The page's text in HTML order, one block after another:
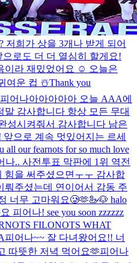
희가 상을 3개나 받게 되어
로도 더 더 열심히 할게요!
이라 재밌었어요 ☺️ 오늘은
여운 컵 ☃️Thank you
피어나아아아아아 오늘 AAA에
감사합니다 항상 모든 무대
성시켜줘서 감사합니다 남은
으로 계속 멋있어지는 르세
our fearnots for so much love
나.. 사전투표 막판에 1위 역전
힘을 써주셨으면ㅜㅜ 감사합
뤄주셨는데 연이어서 감동 주
너무 고마워요🥲🫶🦢🐶 halo
피어나! see you soon zzzzzz
FILONOTS WHAT
피어나~~ 잘 다녀왔어요!! 너
따뜻한 저녁 먹어요🫶피어나